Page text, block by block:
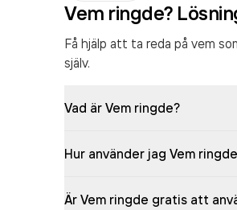
Vem ringde?
Få hjälp att ta reda på vem
själv.
Vad är Vem ringde?
Hur använder jag Vem
Är Vem ringde gratis att